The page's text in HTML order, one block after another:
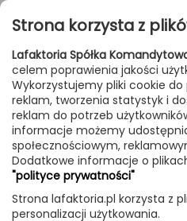
Przejdź do treści
FILTROWANIE
Lampy Producenci
Modern Glass
zwieszany
Strona korzysta z
Lafaktoria Spółka
celem poprawienia jakości
Wykorzystujemy pliki cookie
reklam, tworzenia statystyk i
reklam do potrzeb
informacje możemy
społecznościowym,
Dodatkowe informacje o
"polityce prywatności"
Strona lafaktoria.pl korzysta z
personalizacji użytkowania.